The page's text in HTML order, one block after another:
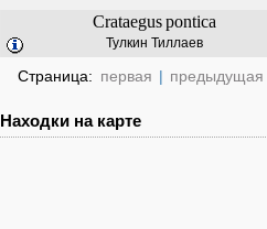
Crataeguspontica
Тулкин Тиллаев
Страница: первая | предыдущая
Находки на карте